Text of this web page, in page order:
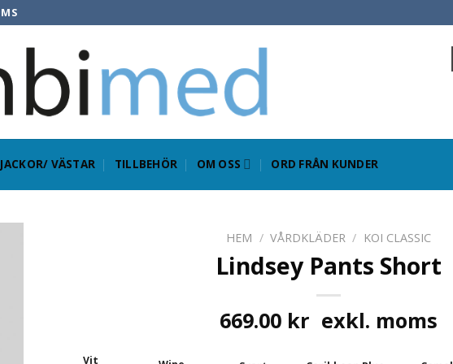
JACKOR/ VÄSTAR TILLBEHÖR OM OSS ORD FRÅN KUNDER
HEM / VÅRDKLÄDER / KOI CLASSIC
Lindsey Pants Short
669.00 kr exkl. moms
Vit